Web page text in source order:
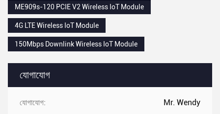
যোগাযোগ
যোগাযোগ: Mr. Wendy
ME909s-120 PCIE V2 Wireless IoT Module
4G LTE Wireless IoT Module
150Mbps Downlink Wireless IoT Module